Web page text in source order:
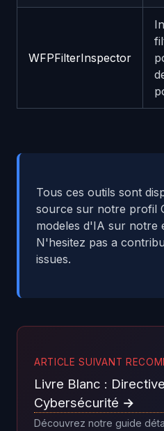
WFPFilterInspector
Tous ces outils sont
source sur notre profil
modeles d'IA sur notre
N'hesitez pas a
issues.
ARTICLE SUIVANT
Livre Blanc :
Cybersécurité →
Découvrez notre guide